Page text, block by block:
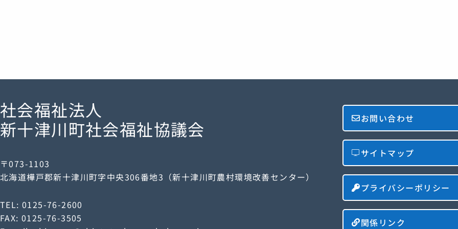
社会福祉法人
新十津川町社会福祉協議会
〒073-1103
北海道樺戸郡新十津川町字中央306番地3（新十津川町農村環境改善センター）
TEL: 0125-76-2600
FAX: 0125-76-3505
お問い合わせ
サイトマップ
プライバシーポリシー
関係リンク